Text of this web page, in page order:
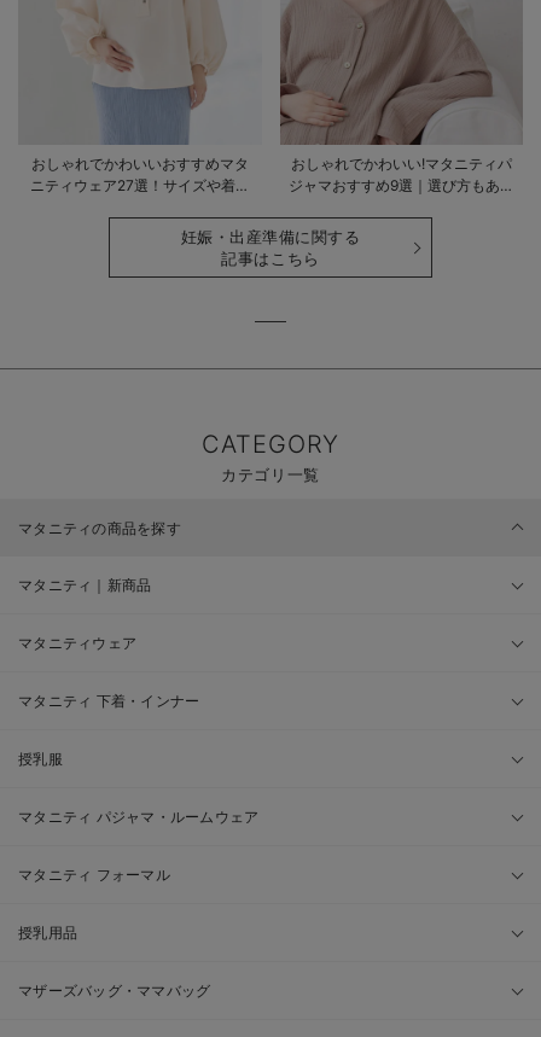
おしゃれでかわいいおすすめマタ
ニティウェア27選！サイズや着る
おしゃれでかわいい!マタニティパ
ジャマおすすめ9選｜選び方もあわ
妊娠・出産準備に関する
記事はこちら
CATEGORY
カテゴリ一覧
マタニティの商品を探す
マタニティ｜新商品
マタニティウェア
マタニティ 下着・インナー
授乳服
マタニティ パジャマ・ルームウェア
マタニティ フォーマル
授乳用品
マザーズバッグ・ママバッグ